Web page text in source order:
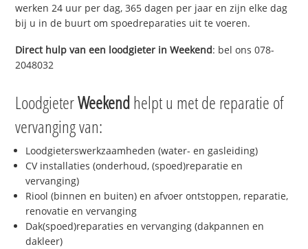
werken 24 uur per dag, 365 dagen per jaar en zijn elke dag
bij u in de buurt om spoedreparaties uit te voeren.
Direct hulp van een loodgieter inWeekend: bel ons 078-
2048032
LoodgieterWeekendhelpt u met de reparatie of
vervanging van:
Loodgieterswerkzaamheden (water- en gasleiding)
CV installaties (onderhoud, (spoed)reparatie en
vervanging)
Riool (binnen en buiten) en afvoer ontstoppen, reparatie,
renovatie en vervanging
Dak(spoed)reparaties en vervanging (dakpannen en
dakleer)